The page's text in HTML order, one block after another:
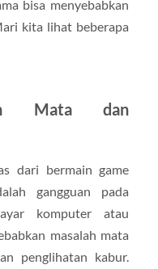
bisa menyebabkan
kita lihat beberapa
Mata dan
dari bermain game
gangguan pada
komputer atau
masalah mata
penglihatan kabur.